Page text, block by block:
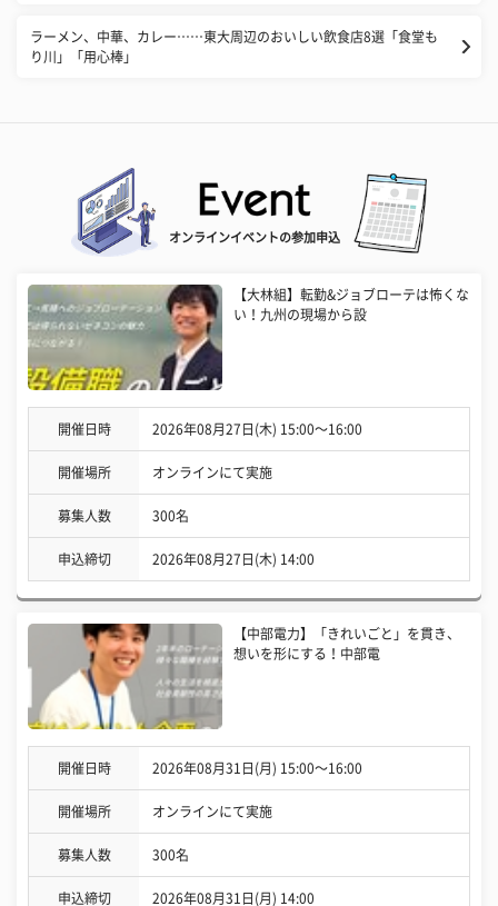
ラーメン、中華、カレー……東大周辺のおいしい飲食店8選「食堂も
り川」「用心棒」
オンラインイベントの参加申込
【大林組】転勤&ジョブローテは怖くな
い！九州の現場から設
開催日時 2026年08月27日(木) 15:00〜16:00
開催場所 オンラインにて実施
募集人数 300名
申込締切 2026年08月27日(木) 14:00
【中部電力】「きれいごと」を貫き、
想いを形にする！中部電
開催日時 2026年08月31日(月) 15:00〜16:00
開催場所 オンラインにて実施
募集人数 300名
申込締切 2026年08月31日(月) 14:00